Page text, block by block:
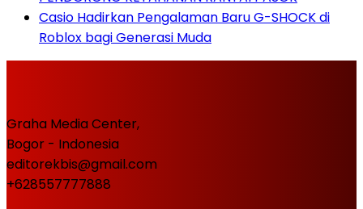
Casio Hadirkan Pengalaman Baru G-SHOCK di
Roblox bagi Generasi Muda
Graha Media Center,
Bogor - Indonesia
editorekbis@gmail.com
+628557777888